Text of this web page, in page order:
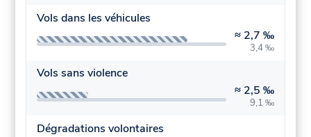
Vols dans les véhicules
≈ 2,7 ‰
3,4 ‰
Vols sans violence
≈ 2,5 ‰
9,1 ‰
Dégradations volontaires